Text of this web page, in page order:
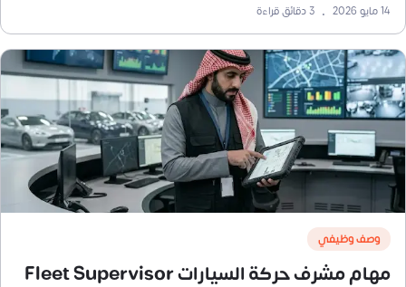
14 مايو 2026 •
3دقائق قراءة
وصف وظيفي
مهام مشرف حركة السيارات Fleet Supervisor